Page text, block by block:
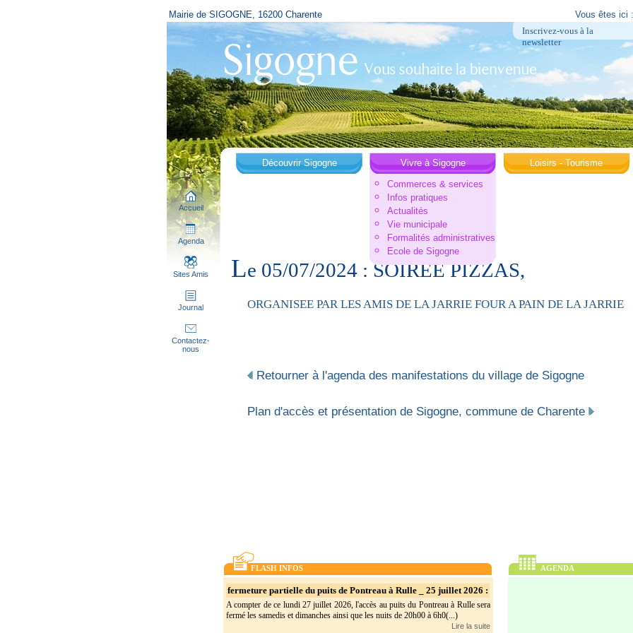
Mairie de SIGOGNE, 16200 Charente Vous êtes ici :
Inscrivez-vous à la
newsletter
Accueil
Agenda
Sites Amis
Journal
Contactez-
nous
Découvrir Sigogne
Vivre à Sigogne
Commerces & services
Infos pratiques
Actualités
Vie municipale
Formalités administratives
Ecole de Sigogne
Loisirs - Tourisme
Le 05/07/2024 : SOIREE PIZZAS,
ORGANISEE PAR LES AMIS DE LA JARRIE FOUR A PAIN DE LA JARRIE
Retourner à l'agenda des manifestations du village de Sigogne
Plan d'accès et présentation de Sigogne, commune de Charente
FLASH INFOS AGENDA
fermeture partielle du puits de Pontreau à Rulle _ 25 juillet 2026 :
A compter de ce lundi 27 juillet 2026, l'accès au puits du Pontreau à Rulle sera
fermé les samedis et dimanches ainsi que les nuits de 20h00 à 6h0(...)
Lire la suite